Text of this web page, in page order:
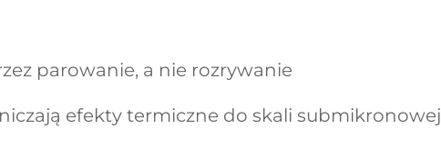
parowanie, a nie rozrywanie
efekty termiczne do skali submikronowej